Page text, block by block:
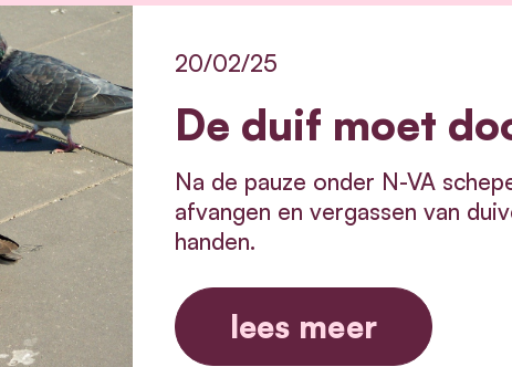
De duif moet
20/02/25
Na de pauze onder N-VA
afvangen en vergassen van
handen.
lees meer